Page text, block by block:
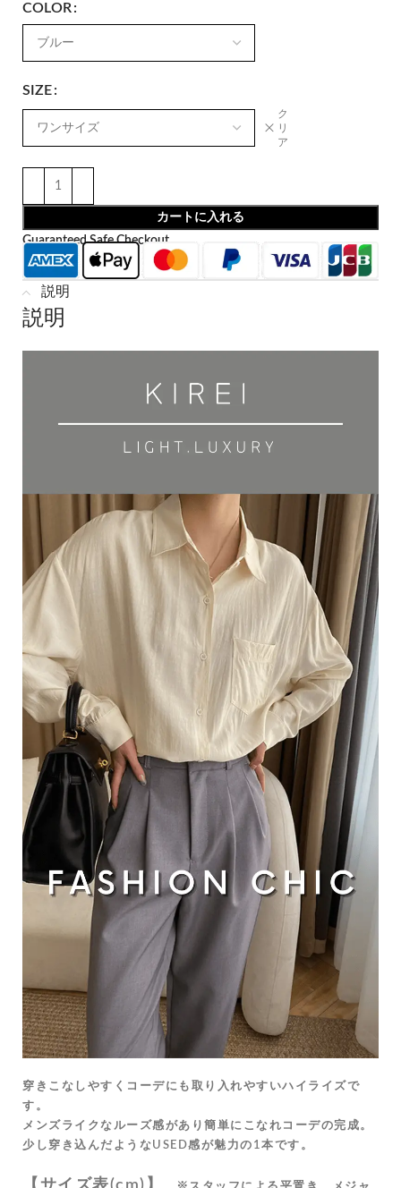
COLOR
SIZE
ク
リ
ア
カートに入れる
Guaranteed Safe Checkout
説明
説明
穿きこなしやすくコーデにも取り入れやすいハイライズで
す。
メンズライクなルーズ感があり簡単にこなれコーデの完成。
少し穿き込んだようなUSED感が魅力の1本です。